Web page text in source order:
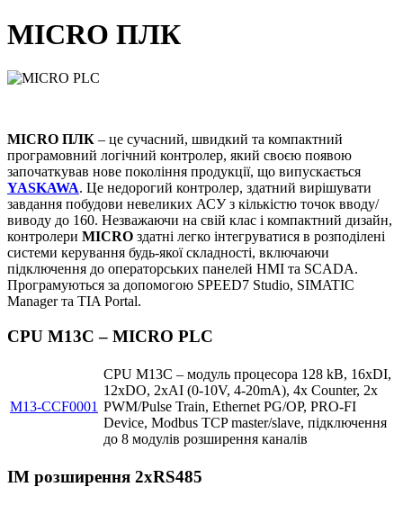
MICRO ПЛК
MICRO ПЛК – це сучасний, швидкий та компактний
програмовний логічний контролер, який своєю появою
започаткував нове покоління продукції, що випускається
YASKAWA. Це недорогий контролер, здатний вирішувати
завдання побудови невеликих АСУ з кількістю точок вводу/
виводу до 160. Незважаючи на свій клас і компактний дизайн,
контролери MICRO здатні легко інтегруватися в розподілені
системи керування будь-якої складності, включаючи
підключення до операторських панелей HMI та SCADA.
Програмуються за допомогою SPEED7 Studio, SIMATIC
Manager та TIA Portal.
CPU M13C – MICRO PLC
M13-CCF0001
CPU M13C – модуль процесора 128 kB, 16xDI,
12xDO, 2xAI (0-10V, 4-20mA), 4x Counter, 2x
PWM/Pulse Train, Ethernet PG/OP, PRO-FI
Device, Modbus TCP master/slave, підключення
до 8 модулів розширення каналів
IM розширення 2хRS485